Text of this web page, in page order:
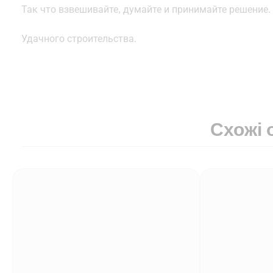
Так что взвешивайте, думайте и принимайте решение.
Удачного строительства.
Схожі